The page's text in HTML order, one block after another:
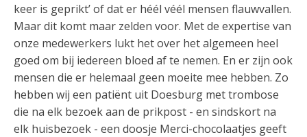
keer is geprikt’ of dat er héél véél mensen flauwvallen.
Maar dit komt maar zelden voor. Met de expertise van
onze medewerkers lukt het over het algemeen heel
goed om bij iedereen bloed af te nemen. En er zijn ook
mensen die er helemaal geen moeite mee hebben. Zo
hebben wij een patiënt uit Doesburg met trombose
die na elk bezoek aan de prikpost - en sindskort na
elk huisbezoek - een doosje Merci-chocolaatjes geeft